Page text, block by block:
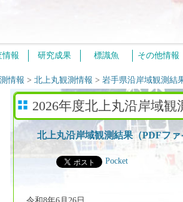
コ
ン
ン
ツ
へ
ス
キ
ッ
プ
情報 研究成果 標識魚 その他情報
情報 > 北上丸観測情報 > 岩手県沿岸域観測結
2026年度北上丸沿岸域観
北上丸沿岸域観測結果（PDFフ
Pocket